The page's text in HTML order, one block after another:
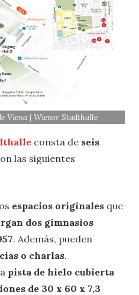
Viena | Wiener Stadthalle
consta de seis
las siguientes
espacios originales que
dos gimnasios
. Además, pueden
o charlas.
pista de hielo cubierta
de 30 x 60 x 7,3